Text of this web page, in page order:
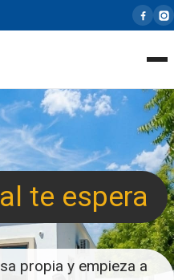
te espera
propia y empieza a